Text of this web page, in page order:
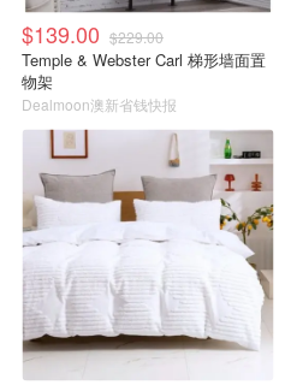
$139.00 $229.00
Temple & Webster Carl 梯形墙面置
物架
Dealmoon澳新省钱快报